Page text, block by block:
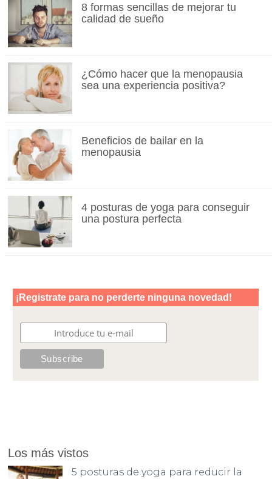
8 formas sencillas de mejorar tu
calidad de sueño
¿Cómo hacer que la menopausia
sea una experiencia positiva?
Beneficios de bailar en la
menopausia
4 posturas de yoga para conseguir
una postura perfecta
Los más vistos
5 posturas de yoga para reducir la